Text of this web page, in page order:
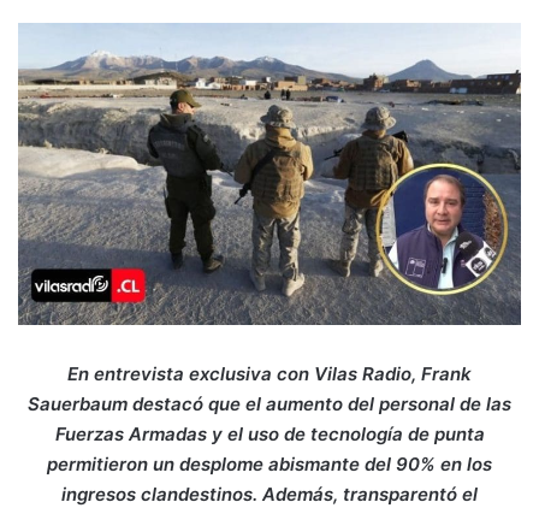
En entrevista exclusiva con Vilas Radio, Frank
Sauerbaum destacó que el aumento del personal de las
Fuerzas Armadas y el uso de tecnología de punta
permitieron un desplome abismante del 90% en los
ingresos clandestinos. Además, transparentó el